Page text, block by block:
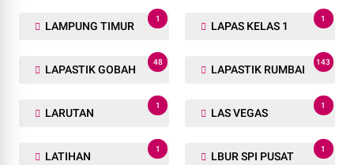
LAMPUNG TIMUR
1
LAPAS KELAS 1
1
LAPASTIK GOBAH
48
LAPASTIK RUMBAI
143
LARUTAN
1
LAS VEGAS
1
LATIHAN
1
LBUR SPI PUSAT
1